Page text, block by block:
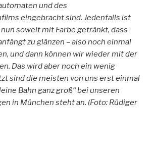
und des
eingebracht sind. Jedenfalls ist
soweit mit Farbe getränkt, dass
zu glänzen – also noch einmal
und dann können wir wieder mit der
Das wird aber noch ein wenig
sind die meisten von uns erst einmal
Bahn ganz groß“ bei unseren
in München steht an. (Foto: Rüdiger